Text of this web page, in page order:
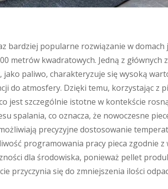
bardziej popularne rozwiązanie w domach
metrów kwadratowych. Jedną z
jako paliwo, charakteryzuje się wysoką
do atmosfery. Dzięki temu, korzystając z
jest szczególnie istotne w kontekście
spalania, co oznacza, że nowoczesne
precyzyjne dostosowanie
programowania pracy pieca zgodnie
dla środowiska, ponieważ pellet
przyczynia się do zmniejszenia ilości